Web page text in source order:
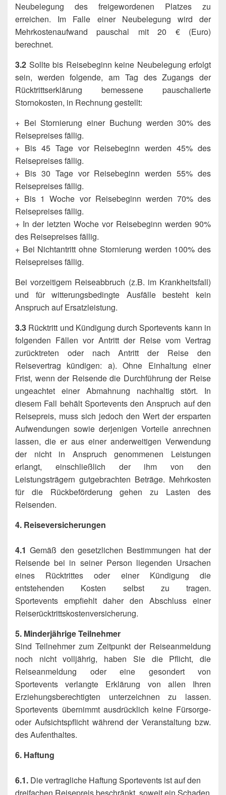
Neubelegung des freigewordenen Platzes zu
erreichen. Im Falle einer Neubelegung wird der
Mehrkostenaufwand pauschal mit 20 € (Euro)
berechnet.
3.2 Sollte bis Reisebeginn keine Neubelegung erfolgt
sein, werden folgende, am Tag des Zugangs der
Rücktrittserklärung bemessene pauschalierte
Stornokosten, in Rechnung gestellt:
+ Bei Stornierung einer Buchung werden 30% des
Reisepreises fällig.
+ Bis 45 Tage vor Reisebeginn werden 45% des
Reisepreises fällig.
+ Bis 30 Tage vor Reisebeginn werden 55% des
Reisepreises fällig.
+ Bis 1 Woche vor Reisebeginn werden 70% des
Reisepreises fällig.
+ In der letzten Woche vor Reisebeginn werden 90%
des Reisepreises fällig.
+ Bei Nichtantritt ohne Stornierung werden 100% des
Reisepreises fällig.
Bei vorzeitigem Reiseabbruch (z.B. im Krankheitsfall)
und für witterungsbedingte Ausfälle besteht kein
Anspruch auf Ersatzleistung.
3.3 Rücktritt und Kündigung durch Sportevents kann in
folgenden Fällen vor Antritt der Reise vom Vertrag
zurücktreten oder nach Antritt der Reise den
Reisevertrag kündigen: a). Ohne Einhaltung einer
Frist, wenn der Reisende die Durchführung der Reise
ungeachtet einer Abmahnung nachhaltig stört. In
diesem Fall behält Sportevents den Anspruch auf den
Reisepreis, muss sich jedoch den Wert der ersparten
Aufwendungen sowie derjenigen Vorteile anrechnen
lassen, die er aus einer anderweitigen Verwendung
der nicht in Anspruch genommenen Leistungen
erlangt, einschließlich der ihm von den
Leistungsträgern gutgebrachten Beträge. Mehrkosten
für die Rückbeförderung gehen zu Lasten des
Reisenden.
4. Reiseversicherungen
4.1 Gemäß den gesetzlichen Bestimmungen hat der
Reisende bei in seiner Person liegenden Ursachen
eines Rücktrittes oder einer Kündigung die
entstehenden Kosten selbst zu tragen.
Sportevents empfiehlt daher den Abschluss einer
Reiserücktrittskostenversicherung.
5. Minderjährige Teilnehmer
Sind Teilnehmer zum Zeitpunkt der Reiseanmeldung
noch nicht volljährig, haben Sie die Pflicht, die
Reiseanmeldung oder eine gesondert von
Sportevents verlangte Erklärung von allen Ihren
Erziehungsberechtigten unterzeichnen zu lassen.
Sportevents übernimmt ausdrücklich keine Fürsorge-
oder Aufsichtspflicht während der Veranstaltung bzw.
des Aufenthaltes.
6. Haftung
6.1. Die vertragliche Haftung Sportevents ist auf den